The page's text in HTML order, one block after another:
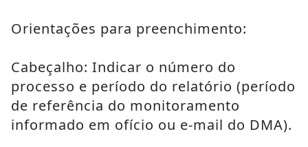
Orientações para preenchimento:
Cabeçalho: Indicar o número do
processo e período do relatório (período
de referência do monitoramento
informado em ofício ou e-mail do DMA).